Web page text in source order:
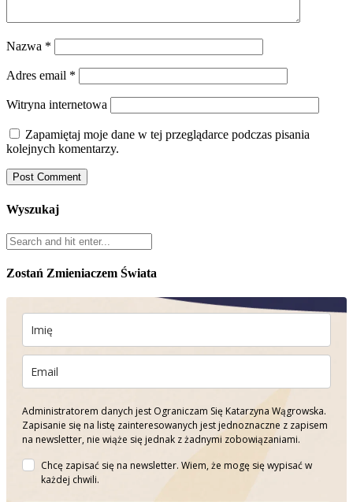
Nazwa *
Adres email *
Witryna internetowa
Zapamiętaj moje dane w tej przeglądarce podczas pisania
kolejnych komentarzy.
Wyszukaj
Zostań Zmieniaczem Świata
Administratorem danych jest Ograniczam Się Katarzyna Wągrowska.
Zapisanie się na listę zainteresowanych jest jednoznaczne z zapisem
na newsletter, nie wiąże się jednak z żadnymi zobowiązaniami.
Chcę zapisać się na newsletter. Wiem, że mogę się wypisać w
każdej chwili.